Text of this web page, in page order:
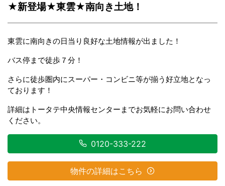
★新登場★東雲★南向き土地！
東雲に南向きの日当り良好な土地情報が出ました！
バス停まで徒歩７分！
さらに徒歩圏内にスーパー・コンビニ等が揃う好立地となっ
ております！
詳細はトータテ中央情報センターまでお気軽にお問い合わせ
ください。
0120-333-222
物件の詳細はこちら